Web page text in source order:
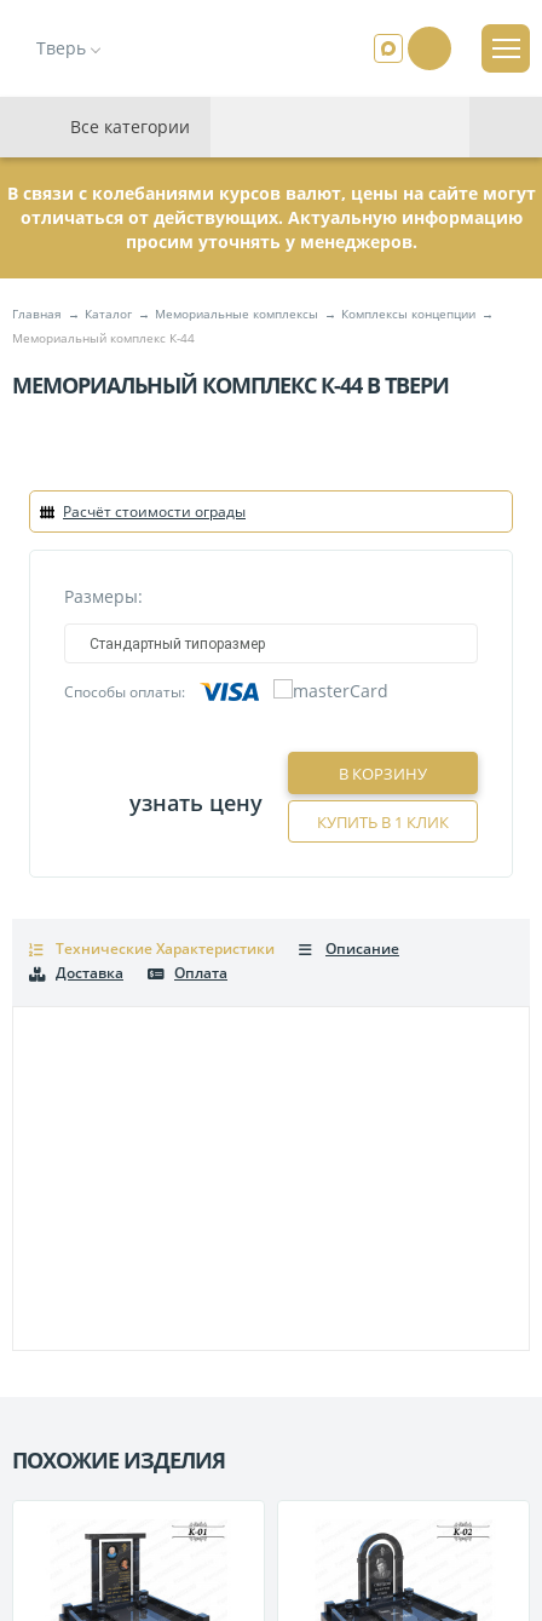
Тверь
Все категории
В связи с колебаниями курсов валют, цены на сайте могут
отличаться от действующих. Актуальную информацию
просим уточнять у менеджеров.
Главная Каталог Мемориальные комплексы
Комплексы концепции
Мемориальный комплекс К-44
МЕМОРИАЛЬНЫЙ КОМПЛЕКС К-44 В ТВЕРИ
Расчёт стоимости ограды
Размеры:
Стандартный типоразмер
Способы оплаты:
узнать цену
В КОРЗИНУ
КУПИТЬ В 1 КЛИК
Технические Характеристики
Описание
Доставка
Оплата
ПОХОЖИЕ ИЗДЕЛИЯ